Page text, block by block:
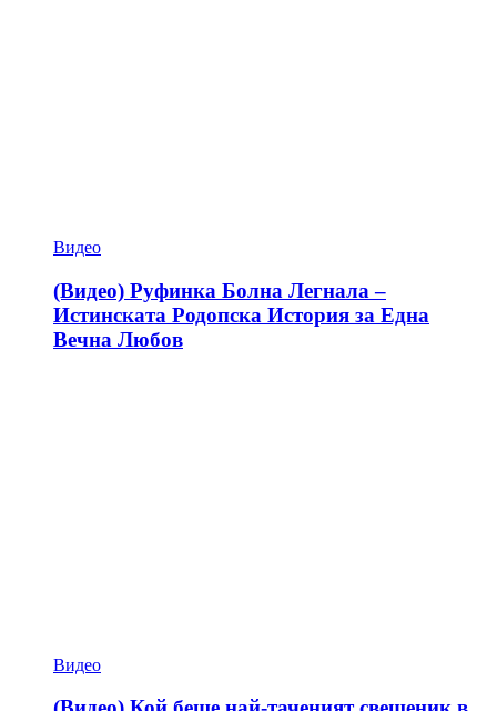
Видео
(Видео) Руфинка Болна Легнала –
Истинската Родопска История за Една
Вечна Любов
Видео